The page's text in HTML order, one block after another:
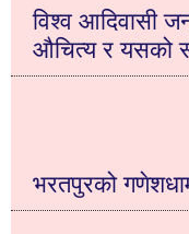
विश्व आदिवासी
औचित्य र यसको
भरतपुरको